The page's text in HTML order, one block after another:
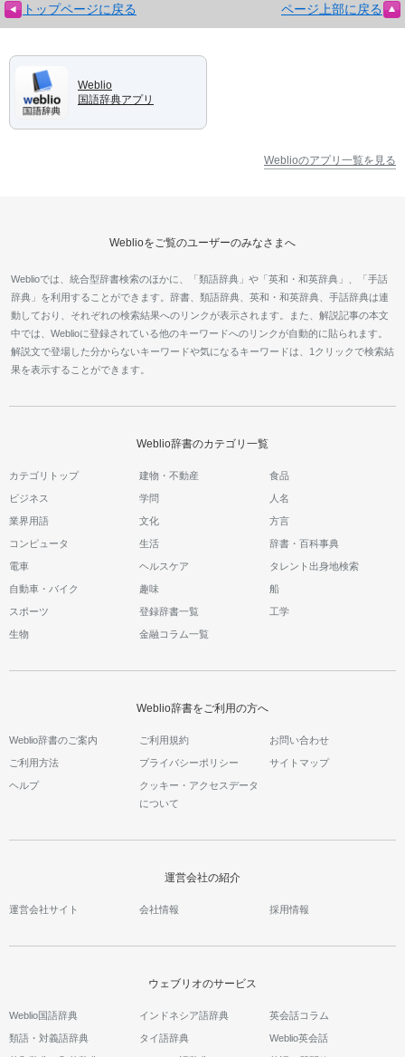
トップページに戻る ページ上部に戻る
Weblio
国語辞典アプリ
Weblioのアプリ一覧を見る
Weblioをご覧のユーザーのみなさまへ
Weblioでは、統合型辞書検索のほかに、「類語辞典」や「英和・和英辞典」、「手話
辞典」を利用することができます。辞書、類語辞典、英和・和英辞典、手話辞典は連
動しており、それぞれの検索結果へのリンクが表示されます。また、解説記事の本文
中では、Weblioに登録されている他のキーワードへのリンクが自動的に貼られます。
解説文で登場した分からないキーワードや気になるキーワードは、1クリックで検索結
果を表示することができます。
Weblio辞書のカテゴリ一覧
カテゴリトップ 建物・不動産 食品
ビジネス 学問 人名
業界用語 文化 方言
コンピュータ 生活 辞書・百科事典
電車 ヘルスケア タレント出身地検索
自動車・バイク 趣味 船
スポーツ 登録辞書一覧 工学
生物 金融コラム一覧
Weblio辞書をご利用の方へ
Weblio辞書のご案内 ご利用規約 お問い合わせ
ご利用方法 プライバシーポリシー サイトマップ
ヘルプ
クッキー・アクセスデータ
について
運営会社の紹介
運営会社サイト 会社情報 採用情報
ウェブリオのサービス
Weblio国語辞典
類語・対義語辞典
インドネシア語辞典
タイ語辞典
英会話コラム
Weblio英会話